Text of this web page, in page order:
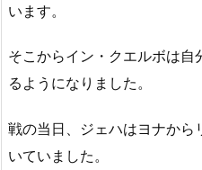
います。
そこからイン・クエルボは
るようになりました。
戦の当日、ジェハはヨナから
いていました。